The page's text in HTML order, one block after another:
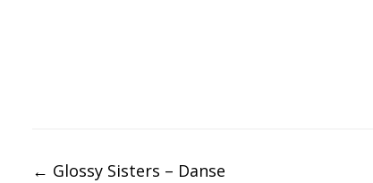
← Glossy Sisters – Danse